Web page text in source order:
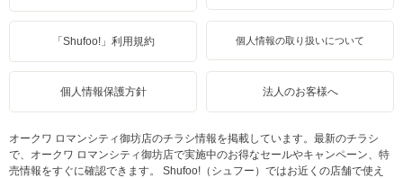
「Shufoo!」利用規約 個人情報の取り扱いについて
個人情報保護方針 法人のお客様へ
オークワ ロマンシティ御坊店のチラシ情報を掲載しています。最新のチラシ
で、オークワ ロマンシティ御坊店で実施中のお得なセールやキャンペーン、特
売情報をすぐに確認できます。 Shufoo!（シュフー）ではお近くの店舗で使え